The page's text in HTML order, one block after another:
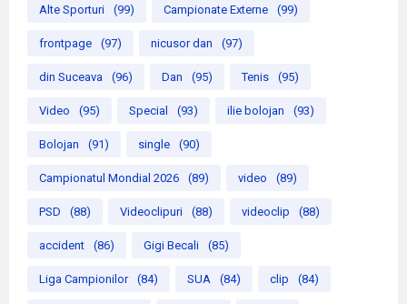
Alte Sporturi (99) Campionate Externe (99)
frontpage (97) nicusor dan (97)
din Suceava (96) Dan (95) Tenis (95)
Video (95) Special (93) ilie bolojan (93)
Bolojan (91) single (90)
Campionatul Mondial 2026 (89) video (89)
PSD (88) Videoclipuri (88) videoclip (88)
accident (86) Gigi Becali (85)
Liga Campionilor (84) SUA (84) clip (84)